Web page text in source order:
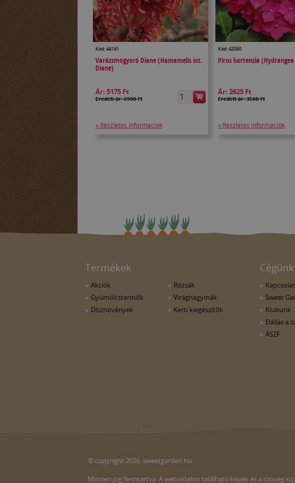
Kód: 44141
Varázsmogyoró Diane (Hamamelis int.
Diane)
Ár: 5175 Ft
Eredeti ár: 6900 Ft
» Részletes információk
Kód: 42050
Piros hortenzia
Ár:2625 Ft
Eredeti ár: 3500 Ft
» Részletes információk
Termékek
Akciók
Gyümölcstermők
Dísznövények
Rózsák
Virághagymák
Kerti kiegészítők
Cégünk
Kapcsolat
Sweet
Klubunk
Elállás a
ÁSZF
© copyright 2026. sweetgarden.hu
Minden jog fenntartva. A weboldalon található képek és a szöveg